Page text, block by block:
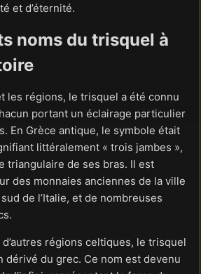
et d’éternité.
noms du trisquel à
les régions, le trisquel a été connu
portant un éclairage particulier
En Grèce antique, le symbole était
littéralement « trois jambes »,
triangulaire de ses bras. Il est
des monnaies anciennes de la ville
de l’Italie, et de nombreuses
régions celtiques, le trisquel
dérivé du grec. Ce nom est devenu